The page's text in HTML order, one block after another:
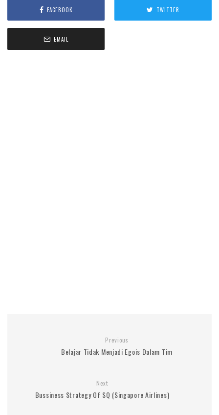
FACEBOOK TWITTER
EMAIL
Previous
Belajar Tidak Menjadi Egois Dalam Tim
Next
Bussiness Strategy Of SQ (Singapore Airlines)